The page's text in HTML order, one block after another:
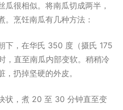
很相似。将南瓜切成两半，
。烹饪南瓜有几种方法：
下，在华氏 350 度（摄氏 175
，直至南瓜内部变软。稍稍冷
扔掉坚硬的外皮。
状，煮 20 至 30 分钟直至变